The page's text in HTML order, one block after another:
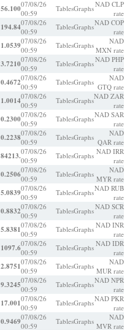
56.10007/08/26
00:59
TablesGraphsNAD CLP
rate
194.8407/08/26
00:59
TablesGraphsNAD COP
rate
1.053907/08/26
00:59
TablesGraphs
NAD
MXN rate
3.721007/08/26
00:59
TablesGraphsNAD PHP
rate
0.467207/08/26
00:59
TablesGraphs
NAD
GTQ rate
1.001407/08/26
00:59
TablesGraphsNAD ZAR
rate
0.230007/08/26
00:59
TablesGraphsNAD SAR
rate
0.223807/08/26
00:59
TablesGraphs
NAD
QAR rate
84213.07/08/26
00:59
TablesGraphs NAD IRR
rate
0.250607/08/26
00:59
TablesGraphs
NAD
MYR rate
5.083907/08/26
00:59
TablesGraphsNAD RUB
rate
0.883207/08/26
00:59
TablesGraphsNAD SCR
rate
5.838107/08/26
00:59
TablesGraphs NAD INR
rate
1097.607/08/26
00:59
TablesGraphs NAD IDR
rate
2.875107/08/26
00:59
TablesGraphs
NAD
MUR rate
9.324507/08/26
00:59
TablesGraphsNAD NPR
rate
17.00107/08/26
00:59
TablesGraphsNAD PKR
rate
0.946907/08/26
00:59
TablesGraphs
NAD
MVR rate